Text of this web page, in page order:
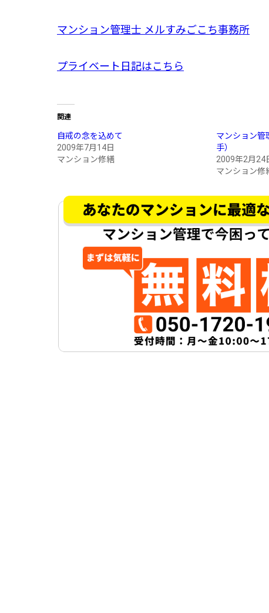
マンション管理士 メルすみごこち事務所
プライベート日記はこちら
関連
自戒の念を込めて
2009年7月14日
マンション修繕
マンション管
手）
2009年2月24
マンション修